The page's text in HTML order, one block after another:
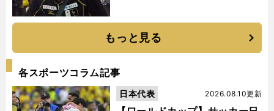
もっと見る
各スポーツコラム記事
2026.08.10更新
日本代表